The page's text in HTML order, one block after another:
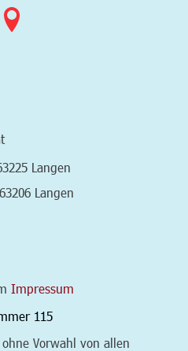
Langen
Langen
Impressum
115
Vorwahl von allen